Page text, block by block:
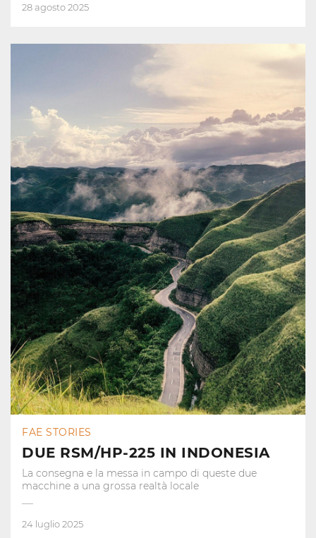
28 agosto 2025
FAE STORIES
DUE RSM/HP-225 IN INDONESIA
La consegna e la messa in campo di queste due
macchine a una grossa realtà locale
24 luglio 2025